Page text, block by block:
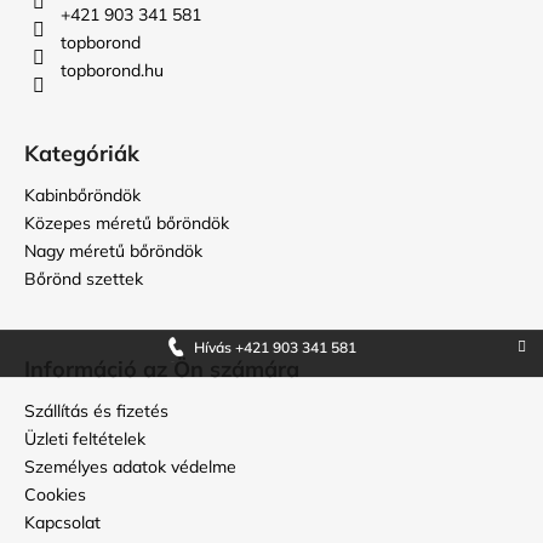
Hívás +421 903 341 581
+421 903 341 581
topborond
topborond.hu
Kategóriák
Kabinbőröndök
Közepes méretű bőröndök
Nagy méretű bőröndök
Bőrönd szettek
Szállítás és fizetés
Üzleti feltételek
Személyes adatok védelme
Cookies
Kapcsolat